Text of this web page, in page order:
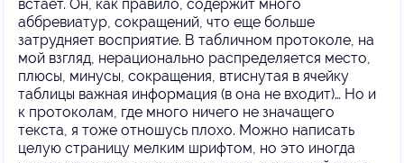
встает. Он, как правило, содержит много
аббревиатур, сокращений, что еще больше
затрудняет восприятие. В табличном протоколе, на
мой взгляд, нерационально распределяется место,
плюсы, минусы, сокращения, втиснутая в ячейку
таблицы важная информация (в она не входит)… Но и
к протоколам, где много ничего не значащего
текста, я тоже отношусь плохо. Можно написать
целую страницу мелким шрифтом, но это иногда